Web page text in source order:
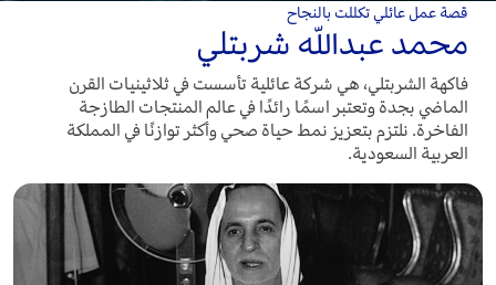
قصة عمل عائلي تكللت بالنجاح
محمد عبداللّه شربتلي
فاكهة الشربتلي، هي شركة عائلية تأسست في ثلاثينيات القرن
الماضي بجدة وتعتبر اسمًا رائدًا في عالم المنتجات الطازجة
الفاخرة. نلتزم بتعزيز نمط حياة صحي وأكثر توازنًا في المملكة
العربية السعودية.